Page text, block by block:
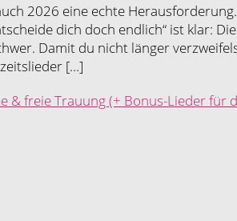
2026 eine echte Herausforderung.
dich doch endlich“ ist klar: Die
Damit du nicht länger
[…]
& freie Trauung (+ Bonus-Lieder für